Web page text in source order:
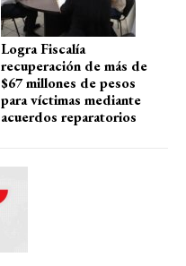
Logra Fiscalía
recuperación de más de
$67 millones de pesos
para víctimas mediante
acuerdos reparatorios